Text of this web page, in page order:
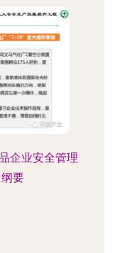
企业安全管理
要